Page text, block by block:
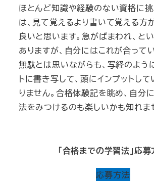
ほとんど知識や経験のない資格に
は、見て覚えるより書いて覚える方
良いと思います。急がばまわれ、と
ありますが、自分にはこれが合って
無駄とは思いながらも、写経のよう
トに書き写して、頭にインプットし
りません。合格体験記を眺め、自分
法をみつけるのも楽しいかも知れま
「合格までの学習法」応
応募方法